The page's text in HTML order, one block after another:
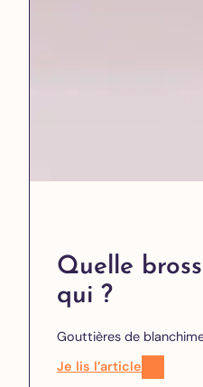
Quelle
qui ?
Gouttières de
Je lis l’article